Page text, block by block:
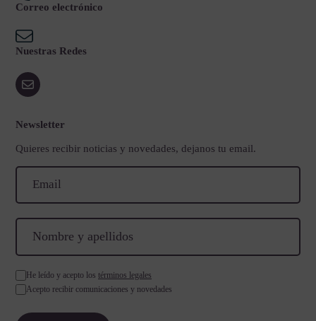
Correo electrónico
Nuestras Redes
Newsletter
Quieres recibir noticias y novedades, dejanos tu email.
He leído y acepto los términos legales
Acepto recibir comunicaciones y novedades